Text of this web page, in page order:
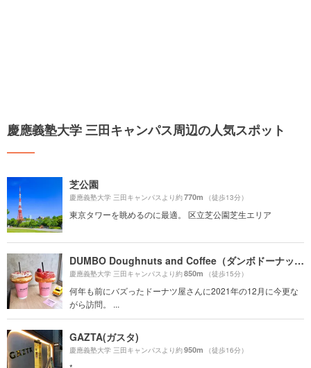
慶應義塾大学 三田キャンパス周辺の人気スポット
芝公園
慶應義塾大学 三田キャンパスより約770m （徒歩13分）
東京タワーを眺めるのに最適。 区立芝公園芝生エリア
DUMBO Doughnuts and Coffee（ダンボドーナッツ＆コーヒー）
慶應義塾大学 三田キャンパスより約850m （徒歩15分）
何年も前にバズったドーナツ屋さんに2021年の12月に今更な
がら訪問。 ...
GAZTA(ガスタ)
慶應義塾大学 三田キャンパスより約950m （徒歩16分）